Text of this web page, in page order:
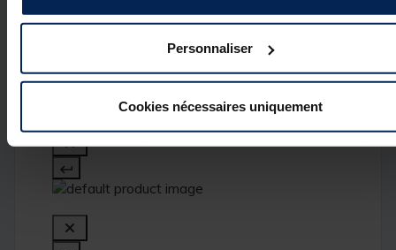
Personnaliser
Cookies nécessaires uniquement
1